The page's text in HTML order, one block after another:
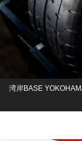
湾岸BASE